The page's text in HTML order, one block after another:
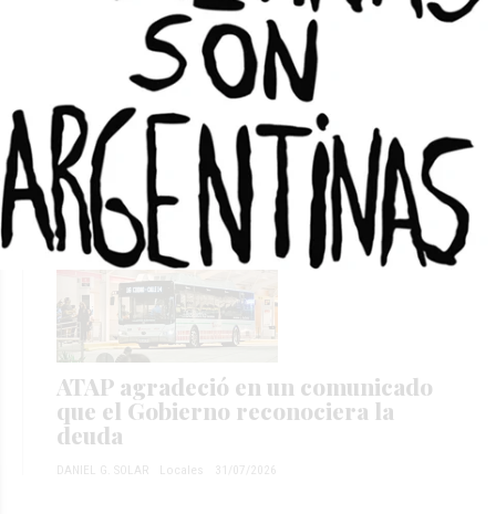
Con un cargo en la Legislatura,
Eduardo Cabello aseguró el voto de
UPCN en la elección de CGT
DANIEL G. SOLAR Locales 05/08/2026
ATAP agradeció en un comunicado
que el Gobierno reconociera la
deuda
DANIEL G. SOLAR Locales 31/07/2026